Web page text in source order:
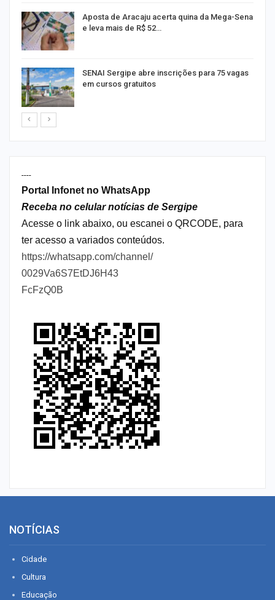
Aposta de Aracaju acerta quina da Mega-Sena
e leva mais de R$ 52…
SENAI Sergipe abre inscrições para 75 vagas
em cursos gratuitos
----
Portal Infonet no WhatsApp
Receba no celular notícias de Sergipe
Acesse o link abaixo, ou escanei o QRCODE, para
ter acesso a variados conteúdos.
https://whatsapp.com/channel/
0029Va6S7EtDJ6H43
FcFzQ0B
NOTÍCIAS
Cidade
Cultura
Educação